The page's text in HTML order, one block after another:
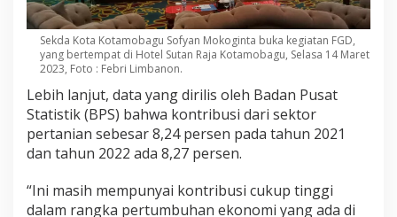
Sekda Kota Kotamobagu Sofyan Mokoginta buka kegiatan FGD,
yang bertempat di Hotel Sutan Raja Kotamobagu, Selasa 14 Maret
2023, Foto : Febri Limbanon.
Lebih lanjut, data yang dirilis oleh Badan Pusat
Statistik (BPS) bahwa kontribusi dari sektor
pertanian sebesar 8,24 persen pada tahun 2021
dan tahun 2022 ada 8,27 persen.
“Ini masih mempunyai kontribusi cukup tinggi
dalam rangka pertumbuhan ekonomi yang ada di